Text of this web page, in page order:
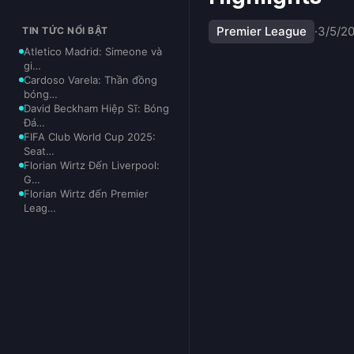
TIN TỨC NỔI BẬT
Atletico Madrid: Simeone và
gi…
Cardoso Varela: Thần đồng
bóng…
David Beckham Hiệp Sĩ: Bóng
Đá…
FIFA Club World Cup 2025:
Seat…
Florian Wirtz Đến Liverpool:
G…
Florian Wirtz đến Premier
Leag…
Premier League ·3/5/